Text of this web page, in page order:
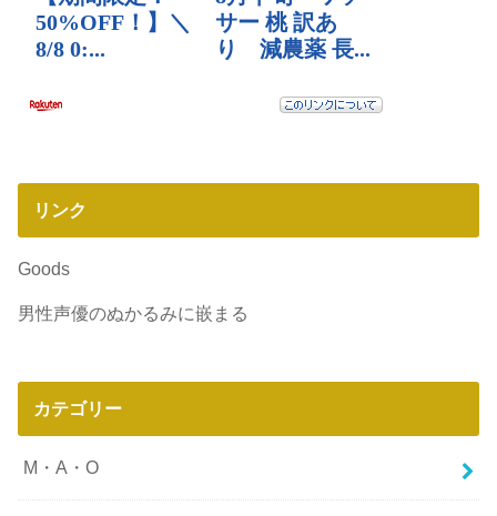
リンク
Goods
男性声優のぬかるみに嵌まる
カテゴリー
M・A・O